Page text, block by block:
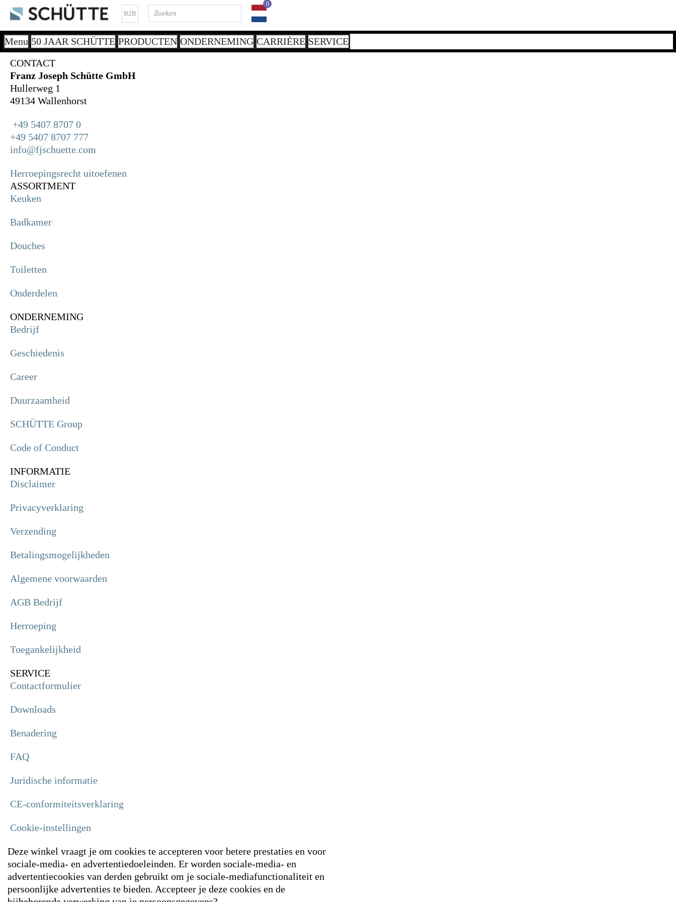
B2B
0
Menu 50 JAAR SCHÜTTE PRODUCTEN ONDERNEMING CARRIÈRE SERVICE
CONTACT
Franz Joseph Schütte GmbH
Hullerweg 1
49134 Wallenhorst
+49 5407 8707 0
+49 5407 8707 777
info@fjschuette.com
Herroepingsrecht uitoefenen
ASSORTMENT
Keuken
Badkamer
Douches
Toiletten
Onderdelen
ONDERNEMING
Bedrijf
Geschiedenis
Career
Duurzaamheid
SCHÜTTE Group
Code of Conduct
INFORMATIE
Disclaimer
Privacyverklaring
Verzending
Betalingsmogelijkheden
Algemene voorwaarden
AGB Bedrijf
Herroeping
Toegankelijkheid
SERVICE
Contactformulier
Downloads
Benadering
FAQ
Juridische informatie
CE-conformiteitsverklaring
Cookie-instellingen
Deze winkel vraagt je om cookies te accepteren voor betere prestaties en voor
sociale-media- en advertentiedoeleinden. Er worden sociale-media- en
advertentiecookies van derden gebruikt om je sociale-mediafunctionaliteit en
persoonlijke advertenties te bieden. Accepteer je deze cookies en de